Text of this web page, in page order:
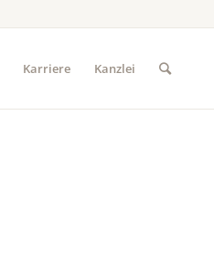
Karriere Kanzlei